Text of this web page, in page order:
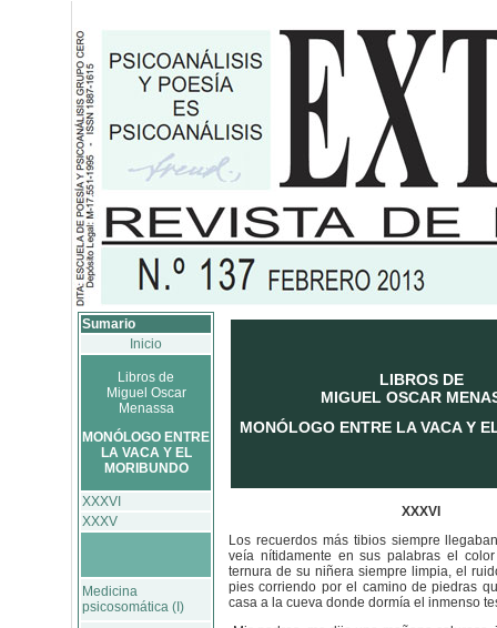
Sumario
Inicio
Libros de
Miguel Oscar
Menassa
MONÓLOGO ENTRE
LA VACA Y EL
MORIBUNDO
XXXVI
XXXV
Medicina
psicosomática (I)
LIBROS DE
MIGUEL OSCAR
MONÓLOGO ENTRE LA VACA Y
XXXVI
Los recuerdos más tibios siempre
veía nítidamente en sus palabras el
ternura de su niñera siempre limpia, el
pies corriendo por el camino de piedras
casa a la cueva donde dormía el inmenso